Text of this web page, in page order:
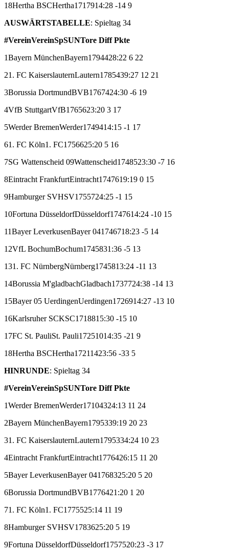
18Hertha BSCHertha171 7914:28 -14 9
AUSWÄRTSTABELLE: Spieltag 34
#VereinVereinSpSUNTore Diff Pkte
1Bayern MünchenBayern1794428:22 6 22
21. FC KaiserslauternLautern1785439:27 12 21
3Borussia DortmundBVB1767424:30 -6 19
4VfB StuttgartVfB1765623:20 3 17
5Werder BremenWerder1749414:15 -1 17
61. FC Köln1. FC1756625:20 5 16
7SG Wattenscheid 09Wattenscheid1748523:30 -7 16
8Eintracht FrankfurtEintracht1747619:19 0 15
9Hamburger SVHSV1755724:25 -1 15
10Fortuna DüsseldorfDüsseldorf1747614:24 -10 15
11Bayer LeverkusenBayer 041746718:23 -5 14
12VfL BochumBochum1745831:36 -5 13
131. FC NürnbergNürnberg1745813:24 -11 13
14Borussia M'gladbachGladbach1737724:38 -14 13
15Bayer 05 UerdingenUerdingen1726914:27 -13 10
16Karlsruher SCKSC1718815:30 -15 10
17FC St. PauliSt. Pauli17251014:35 -21 9
18Hertha BSCHertha17211423:56 -33 5
HINRUNDE: Spieltag 34
#VereinVereinSpSUNTore Diff Pkte
1Werder BremenWerder17104324:13 11 24
2Bayern MünchenBayern1795339:19 20 23
31. FC KaiserslauternLautern1795334:24 10 23
4Eintracht FrankfurtEintracht1776426:15 11 20
5Bayer LeverkusenBayer 041768325:20 5 20
6Borussia DortmundBVB1776421:20 1 20
71. FC Köln1. FC1775525:14 11 19
8Hamburger SVHSV1783625:20 5 19
9Fortuna DüsseldorfDüsseldorf1757520:23 -3 17